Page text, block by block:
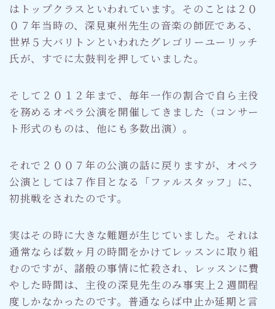
はトップクラスといわれています。そのことは２０
０７年当時の、深見東州先生の音楽の師匠である、
世界５大バリトンといわれたグレゴリーユーリッチ
氏が、すでに太鼓判を押していました。
そして２０１２年まで、毎年一作の割合で自ら主役
を務めるオペラ公演を開催してきました（コンサー
ト形式のものは、他にも多数出演）。
それで２００７年の公演の話に戻りますが、オペラ
公演としては７作目となる「ファルスタッフ」に、
初挑戦をされたのです。
実はその時に大きな難題が生じていました。それは
通常ならば数ヶ月の時間をかけてレッスンに取り組
むのですが、諸般の事情に忙殺され、レッスンに費
やした時間は、主役の深見先生のみ事実上２週間程
度しかなかったのです。普通ならば中止か延期と言